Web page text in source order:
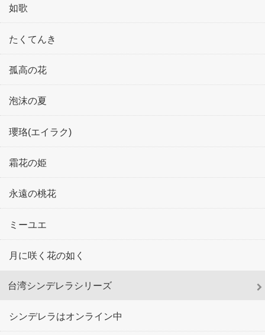
如歌
たくてんき
孤高の花
泡沫の夏
瓔珞(エイラク)
霜花の姫
永遠の桃花
ミーユエ
月に咲く花の如く
台湾シンデレラシリーズ
シンデレラはオンライン中